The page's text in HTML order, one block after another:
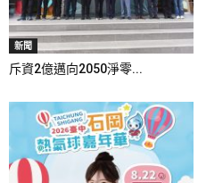
新聞
斥資2億邁向2050淨零...